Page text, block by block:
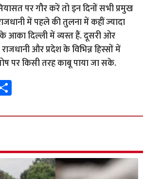
पर गौर करें तो इन दिनों सभी प्रमुख
में पहले की तुलना में कहीं ज्यादा
आका दिल्ली में व्यस्त हैं. दूसरी ओर
और प्रदेश के विभिन्न हिस्सों में
पर किसी तरह काबू पाया जा सके.
ar